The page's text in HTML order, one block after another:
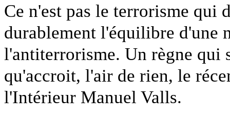
Ce n'est pas le terrorisme qui
durablement l'équilibre d'une
l'antiterrorisme. Un règne qui
qu'accroit, l'air de rien, le
l'Intérieur Manuel Valls.